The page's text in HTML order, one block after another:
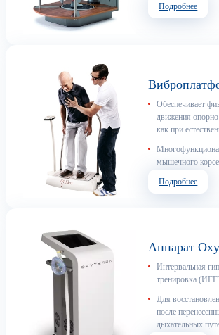
Подробнее
Обеспечивает
движения
как при
мышечного
Подробнее
Аппарат
Интервальная
тренировка
Для
после
дыхательных